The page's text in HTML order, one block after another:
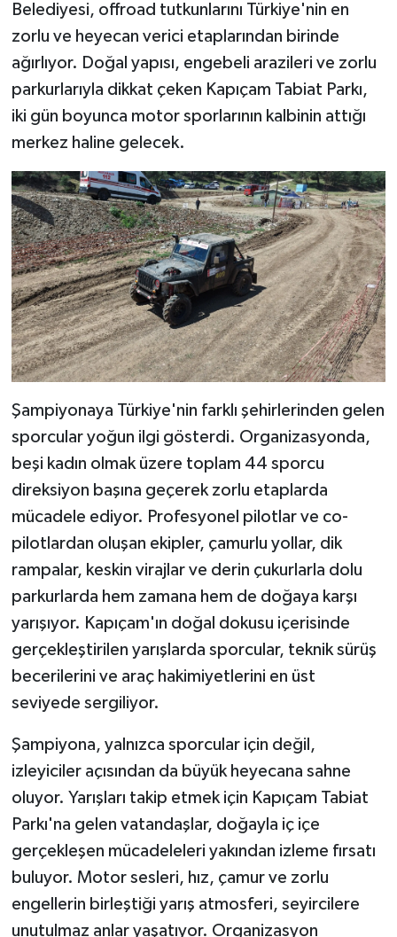
Belediyesi, offroad tutkunlarını Türkiye'nin en
zorlu ve heyecan verici etaplarından birinde
ağırlıyor. Doğal yapısı, engebeli arazileri ve zorlu
parkurlarıyla dikkat çeken Kapıçam Tabiat Parkı,
iki gün boyunca motor sporlarının kalbinin attığı
merkez haline gelecek.
Şampiyonaya Türkiye'nin farklı şehirlerinden gelen
sporcular yoğun ilgi gösterdi. Organizasyonda,
beşi kadın olmak üzere toplam 44 sporcu
direksiyon başına geçerek zorlu etaplarda
mücadele ediyor. Profesyonel pilotlar ve co-
pilotlardan oluşan ekipler, çamurlu yollar, dik
rampalar, keskin virajlar ve derin çukurlarla dolu
parkurlarda hem zamana hem de doğaya karşı
yarışıyor. Kapıçam'ın doğal dokusu içerisinde
gerçekleştirilen yarışlarda sporcular, teknik sürüş
becerilerini ve araç hakimiyetlerini en üst
seviyede sergiliyor.
Şampiyona, yalnızca sporcular için değil,
izleyiciler açısından da büyük heyecana sahne
oluyor. Yarışları takip etmek için Kapıçam Tabiat
Parkı'na gelen vatandaşlar, doğayla iç içe
gerçekleşen mücadeleleri yakından izleme fırsatı
buluyor. Motor sesleri, hız, çamur ve zorlu
engellerin birleştiği yarış atmosferi, seyircilere
unutulmaz anlar yaşatıyor. Organizasyon